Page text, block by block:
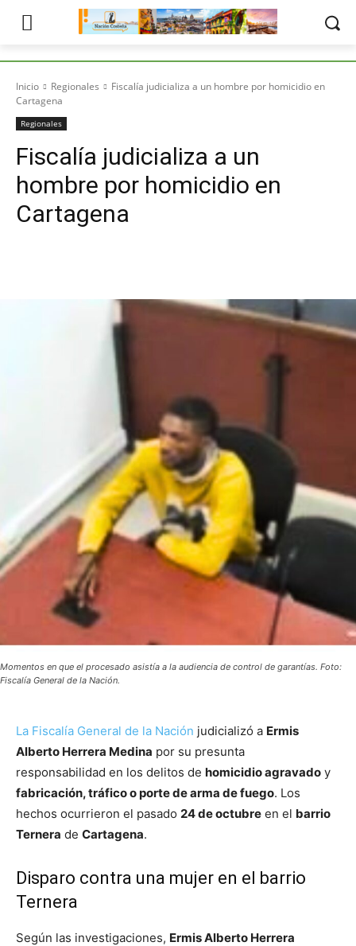
Inicio Regionales
Fiscalía judicializa a un hombre por homicidio en
Cartagena
Regionales
Fiscalía judicializa a un
hombre por homicidio en
Cartagena
Momentos en que el procesado asistía a la audiencia de control de garantías. Foto:
Fiscalía General de la Nación.
La Fiscalía General de la Nación judicializó a Ermis
Alberto Herrera Medina por su presunta
responsabilidad en los delitos de homicidio agravado y
fabricación, tráfico o porte de arma de fuego. Los
hechos ocurrieron el pasado 24 de octubre en el barrio
Ternera de Cartagena.
Disparo contra una mujer en el barrio
Ternera
Según las investigaciones, Ermis Alberto Herrera